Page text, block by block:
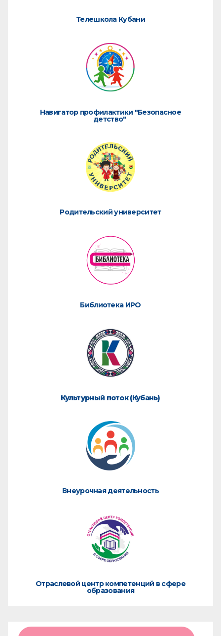
Телешкола Кубани
Навигатор профилактики "Безопасное
детство"
Родительский университет
Библиотека ИРО
Культурный поток (Кубань)
Внеурочная деятельность
Отраслевой центр компетенций в сфере
образования